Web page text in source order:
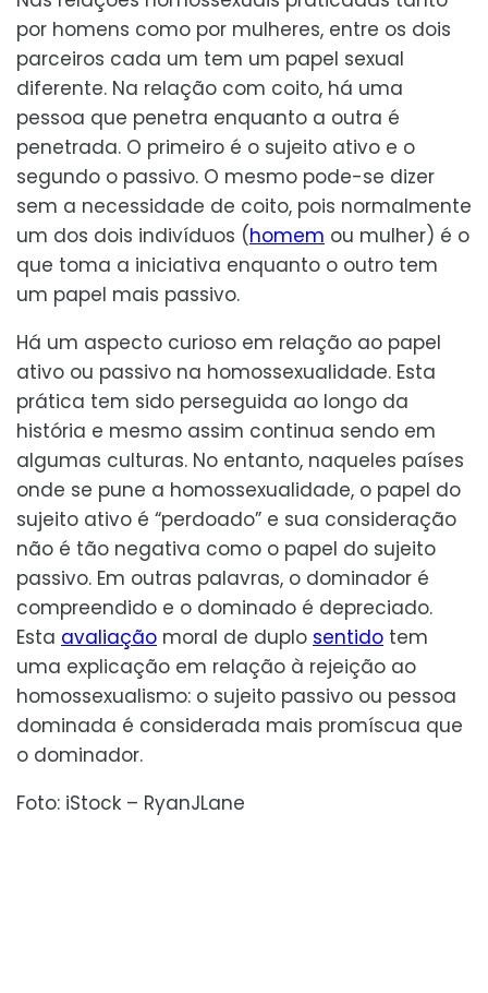
por homens como por mulheres, entre os dois
parceiros cada um tem um papel sexual
diferente. Na relação com coito, há uma
pessoa que penetra enquanto a outra é
penetrada. O primeiro é o sujeito ativo e o
segundo o passivo. O mesmo pode-se dizer
sem a necessidade de coito, pois normalmente
um dos dois indivíduos (homem ou mulher) é o
que toma a iniciativa enquanto o outro tem
um papel mais passivo.
Há um aspecto curioso em relação ao papel
ativo ou passivo na homossexualidade. Esta
prática tem sido perseguida ao longo da
história e mesmo assim continua sendo em
algumas culturas. No entanto, naqueles países
onde se pune a homossexualidade, o papel do
sujeito ativo é “perdoado” e sua consideração
não é tão negativa como o papel do sujeito
passivo. Em outras palavras, o dominador é
compreendido e o dominado é depreciado.
Esta avaliação moral de duplo sentido tem
uma explicação em relação à rejeição ao
homossexualismo: o sujeito passivo ou pessoa
dominada é considerada mais promíscua que
o dominador.
Foto: iStock – RyanJLane